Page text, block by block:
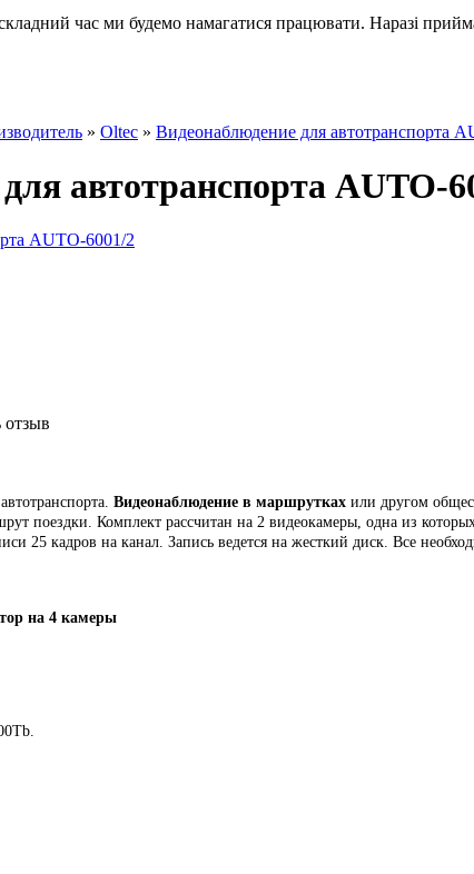
час ми будемо намагатися працювати. Наразі
» Oltec » Видеонаблюдение для автотранспорта
автотранспорта AUTO-
отзыв
Видеонаблюдение в маршрутках или другом
поездки. Комплект рассчитан на 2 видеокамеры, одна из
25 кадров на канал. Запись ведется на жесткий диск. Все
на 4 камеры